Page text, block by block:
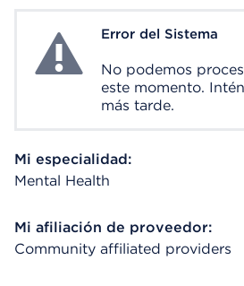
System ErrorError del Sistema
No podemos
este momento.
más tarde.
Mi especialidad:
Mental Health
Mi afiliación de proveedor:
Community affiliated providers